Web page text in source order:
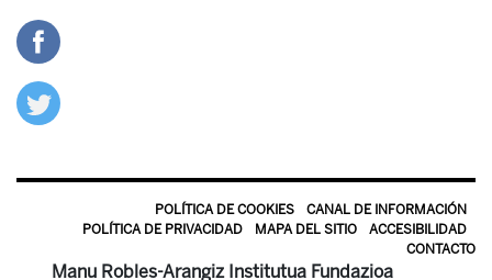
POLÍTICA DE COOKIES
CANAL DE INFORMACIÓN
POLÍTICA DE PRIVACIDAD
MAPA DEL SITIO
ACCESIBILIDAD
CONTACTO
Manu Robles-Arangiz Institutua Fundazioa